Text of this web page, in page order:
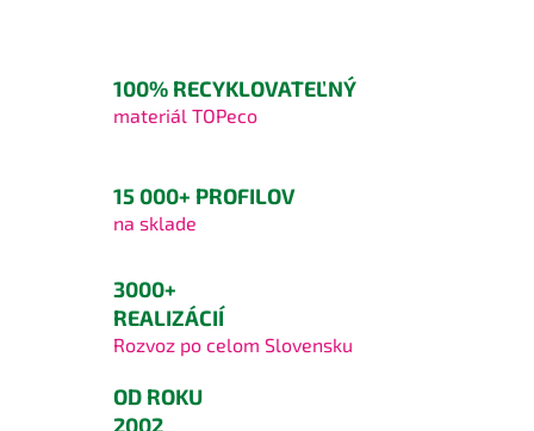
100% RECYKLOVATEĽNÝ
materiál TOPeco
15 000+ PROFILOV
na sklade
3000+
REALIZÁCIÍ
Rozvoz po celom Slovensku
OD ROKU
2002